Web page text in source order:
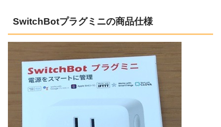
SwitchBotプラグミニの商品仕様